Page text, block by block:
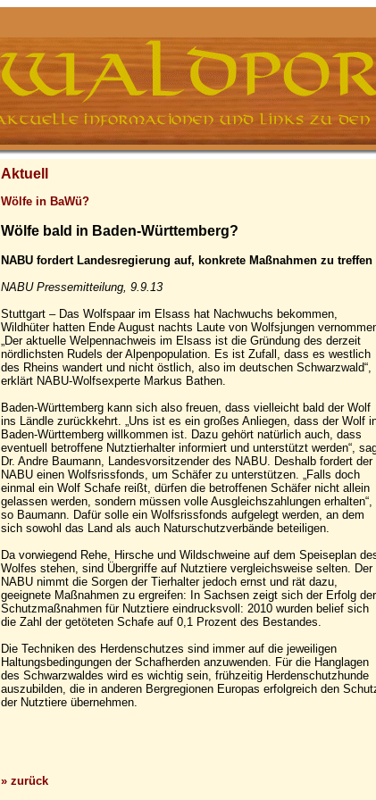
Aktuell
Wölfe in BaWü?
Wölfe bald in Baden-Württemberg?
NABU fordert Landesregierung auf, konkrete Maßnahmen zu treffen
NABU Pressemitteilung, 9.9.13
Stuttgart – Das Wolfspaar im Elsass hat Nachwuchs bekommen,
Wildhüter hatten Ende August nachts Laute von Wolfsjungen
„Der aktuelle Welpennachweis im Elsass ist die Gründung des derzeit
nördlichsten Rudels der Alpenpopulation. Es ist Zufall, dass es westlich
des Rheins wandert und nicht östlich, also im deutschen Schwarzwald“,
erklärt NABU-Wolfsexperte Markus Bathen.
Baden-Württemberg kann sich also freuen, dass vielleicht bald der Wolf
ins Ländle zurückkehrt. „Uns ist es ein großes Anliegen, dass der Wolf
Baden-Württemberg willkommen ist. Dazu gehört natürlich auch, dass
eventuell betroffene Nutztierhalter informiert und unterstützt werden“,
Dr. Andre Baumann, Landesvorsitzender des NABU. Deshalb fordert der
NABU einen Wolfsrissfonds, um Schäfer zu unterstützen. „Falls doch
einmal ein Wolf Schafe reißt, dürfen die betroffenen Schäfer nicht allein
gelassen werden, sondern müssen volle Ausgleichszahlungen erhalten“,
so Baumann. Dafür solle ein Wolfsrissfonds aufgelegt werden, an dem
sich sowohl das Land als auch Naturschutzverbände beteiligen.
Da vorwiegend Rehe, Hirsche und Wildschweine auf dem Speiseplan
Wolfes stehen, sind Übergriffe auf Nutztiere vergleichsweise selten. Der
NABU nimmt die Sorgen der Tierhalter jedoch ernst und rät dazu,
geeignete Maßnahmen zu ergreifen: In Sachsen zeigt sich der Erfolg der
Schutzmaßnahmen für Nutztiere eindrucksvoll: 2010 wurden belief sich
die Zahl der getöteten Schafe auf 0,1 Prozent des Bestandes.
Die Techniken des Herdenschutzes sind immer auf die jeweiligen
Haltungsbedingungen der Schafherden anzuwenden. Für die Hanglagen
des Schwarzwaldes wird es wichtig sein, frühzeitig Herdenschutzhunde
auszubilden, die in anderen Bergregionen Europas erfolgreich den
der Nutztiere übernehmen.
» zurück